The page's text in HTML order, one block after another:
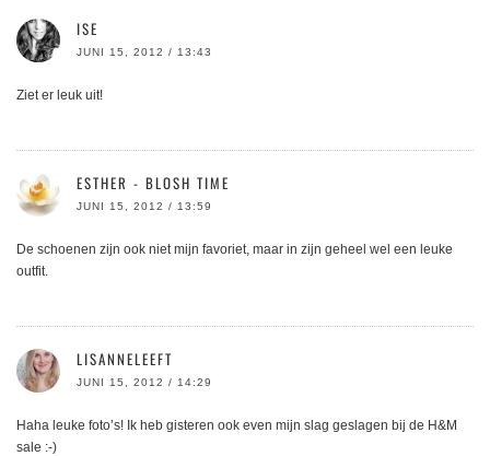
ISE
JUNI 15, 2012 / 13:43
Ziet er leuk uit!
ESTHER - BLOSH TIME
JUNI 15, 2012 / 13:59
De schoenen zijn ook niet mijn favoriet, maar in zijn geheel wel een leuke
outfit.
LISANNELEEFT
JUNI 15, 2012 / 14:29
Haha leuke foto’s! Ik heb gisteren ook even mijn slag geslagen bij de H&M
sale :-)